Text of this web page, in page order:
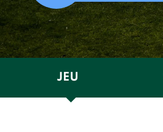
JEU